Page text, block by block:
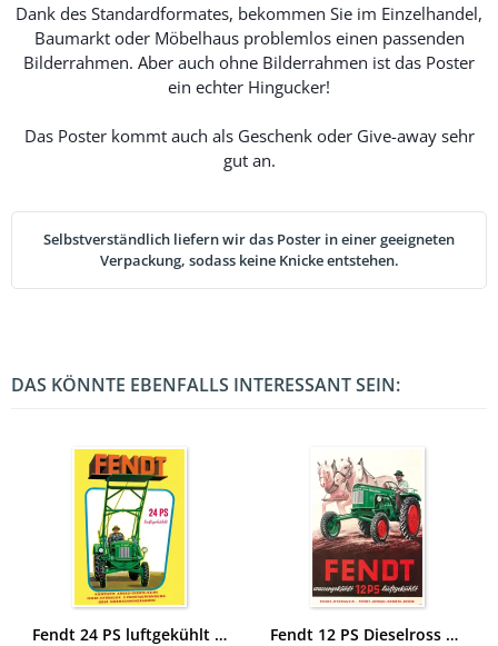
Dank des Standardformates, bekommen Sie im Einzelhandel,
Baumarkt oder Möbelhaus problemlos einen passenden
Bilderrahmen. Aber auch ohne Bilderrahmen ist das Poster
ein echter Hingucker!
Das Poster kommt auch als Geschenk oder Give-away sehr
gut an.
Selbstverständlich liefern wir das Poster in einer geeigneten
Verpackung, sodass keine Knicke entstehen.
DAS KÖNNTE EBENFALLS INTERESSANT SEIN:
Fendt 24 PS luftgekühlt Dieselross Traktor Schlepper Anbaugeräte Reklame Poster Plakat Fendt 12 PS Dieselross Traktor Schlepper Reklame wassergekühlt luftgekühlt Poster Plakat